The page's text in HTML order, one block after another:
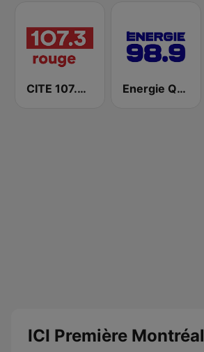
CITE 107.3 Rouge FM Energie Québec 98.9 FM
ICI Première Montréal